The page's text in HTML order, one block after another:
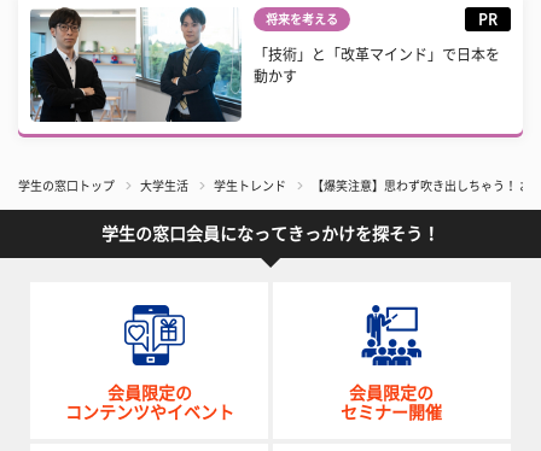
将来を考える PR
「技術」と「改革マインド」で日本を
動かす
学生の窓口トップ 大学生活 学生トレンド 【爆笑注意】思わず吹き出しちゃう！ お
学生の窓口会員になってきっかけを探そう！
会員限定の
コンテンツやイベント
会員限定の
セミナー開催